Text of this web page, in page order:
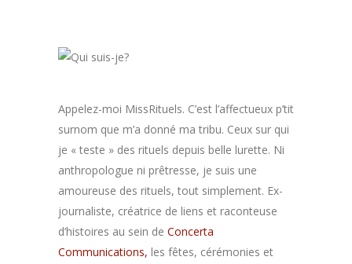
Appelez-moi MissRituels. C’est l’affectueux p’tit
surnom que m’a donné ma tribu. Ceux sur qui
je « teste » des rituels depuis belle lurette. Ni
anthropologue ni prêtresse, je suis une
amoureuse des rituels, tout simplement. Ex-
journaliste, créatrice de liens et raconteuse
d’histoires au sein de Concerta
Communications, les fêtes, cérémonies et